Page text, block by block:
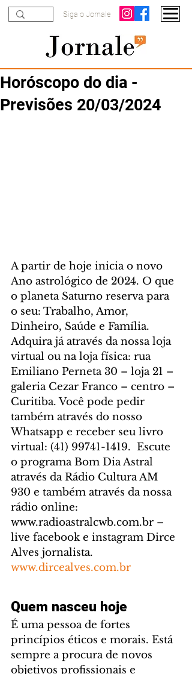
Siga o Jornale
Horóscopo do dia -
Previsões 20/03/2024
A partir de hoje inicia o novo
Ano astrológico de 2024. O que
o planeta Saturno reserva para
o seu: Trabalho, Amor,
Dinheiro, Saúde e Família.
Adquira já através da nossa loja
virtual ou na loja física: rua
Emiliano Perneta 30 – loja 21 –
galeria Cezar Franco – centro –
Curitiba. Você pode pedir
também através do nosso
Whatsapp e receber seu livro
virtual: (41) 99741-1419.  Escute
o programa Bom Dia Astral
através da Rádio Cultura AM
930 e também através da nossa
rádio online:
www.radioastralcwb.com.br –
live facebook e instagram Dirce
Alves jornalista.
www.dircealves.com.br
Quem nasceu hoje
É uma pessoa de fortes
princípios éticos e morais. Está
sempre a procura de novos
objetivos profissionais e